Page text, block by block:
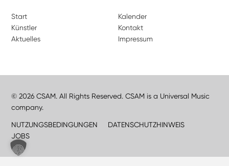
Start
Künstler
Aktuelles
Kalender
Kontakt
Impressum
© 2026 CSAM. All Rights Reserved. CSAM is a Universal Music
company.
NUTZUNGSBEDINGUNGEN
DATENSCHUTZHINWEIS
JOBS